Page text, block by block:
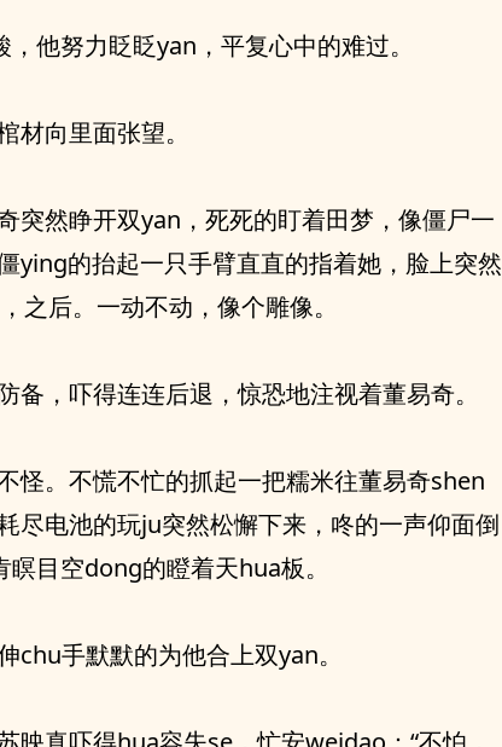
他努力眨眨yan，平复心中的难过。
材向里面张望。
突然睁开双yan，死死的盯着田梦，像僵尸一
ying的抬起一只手臂直直的指着她，脸上突然
之后。一动不动，像个雕像。
备，吓得连连后退，惊恐地注视着董易奇。
怪。不慌不忙的抓起一把糯米往董易奇shen
尽电池的玩ju突然松懈下来，咚的一声仰面倒
目空dong的瞪着天hua板。
chu手默默的为他合上双yan。